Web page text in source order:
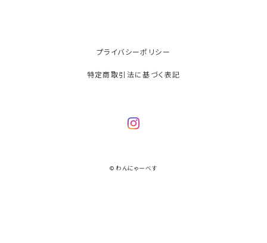
プライバシーポリシー
特定商取引法に基づく表記
© わんにゃーべす